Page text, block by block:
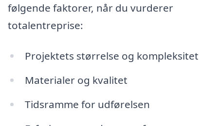
følgende faktorer, når du vurderer
totalentreprise:
Projektets størrelse og kompleksitet
Materialer og kvalitet
Tidsramme for udførelsen